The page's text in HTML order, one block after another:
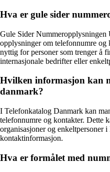
Hva er gule sider
Gule Sider Nummeropplysningen
opplysninger om telefonnumre
nyttig for personer som trenger å
internasjonale bedrifter eller
Hvilken informasjon kan
danmark?
I Telefonkatalog Danmark kan
telefonnumre og kontakter. Dette
organisasjoner og enkeltpersoner
kontaktinformasjon.
Hva er formålet med